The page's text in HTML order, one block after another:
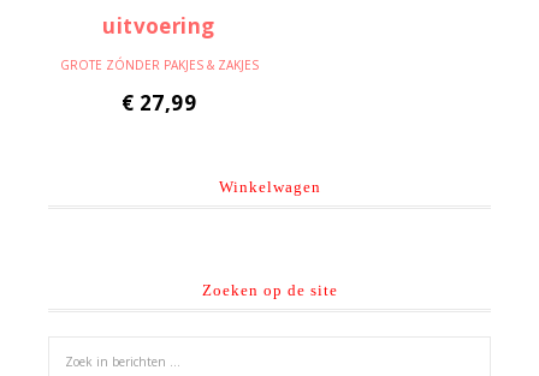
GROTE ZÓNDER PAKJES & ZAKJES
€ 27,99
Winkelwagen
Zoeken op de site